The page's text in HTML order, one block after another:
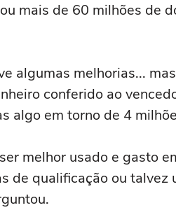
mais de 60 milhões de
algumas melhorias...
conferido ao
algo em torno de 4
melhor usado e gasto
de qualificação ou